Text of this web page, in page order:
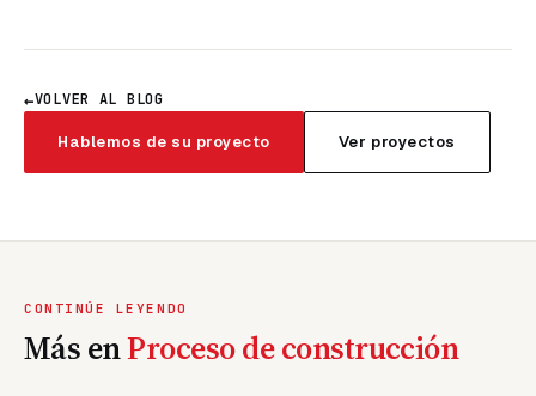
←VOLVER AL BLOG
Hablemos de su proyecto Ver proyectos
CONTINÚE LEYENDO
Más enProceso de construcción